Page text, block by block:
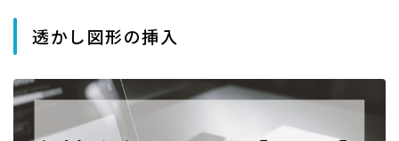
透かし図形の挿入